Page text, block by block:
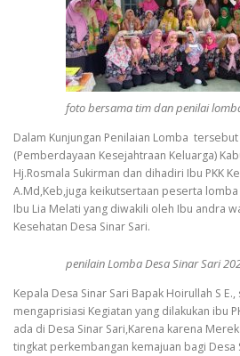
foto bersama tim dan penilai
Dalam Kunjungan Penilaian Lomba
(Pemberdayaan Kesejahtraan Keluarga)
Hj.Rosmala Sukirman dan dihadiri Ibu PKK
A.Md,Keb,juga keikutsertaan peserta lomba
Ibu Lia Melati yang diwakili oleh Ibu andra
Kesehatan Desa Sinar Sari.
penilain Lomba Desa Sinar Sari
Kepala Desa Sinar Sari Bapak Hoirullah S
mengaprisiasi Kegiatan yang dilakukan ibu
ada di Desa Sinar Sari,Karena karena
tingkat perkembangan kemajuan bagi Desa